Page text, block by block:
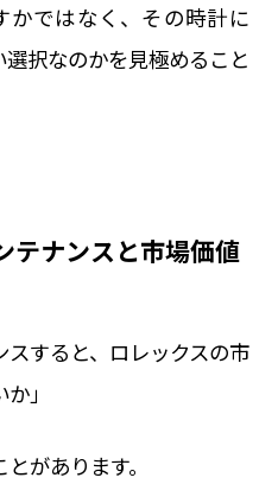
かではなく、その時計に
択なのかを見極めること
テナンスと市場価値
スすると、ロレックスの市
」
があります。